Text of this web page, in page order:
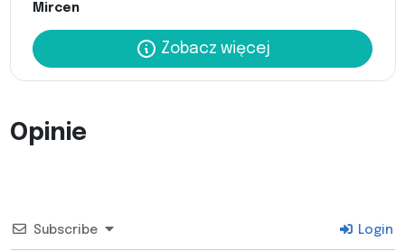
Mircen
Zobacz więcej
Opinie
Subscribe Login